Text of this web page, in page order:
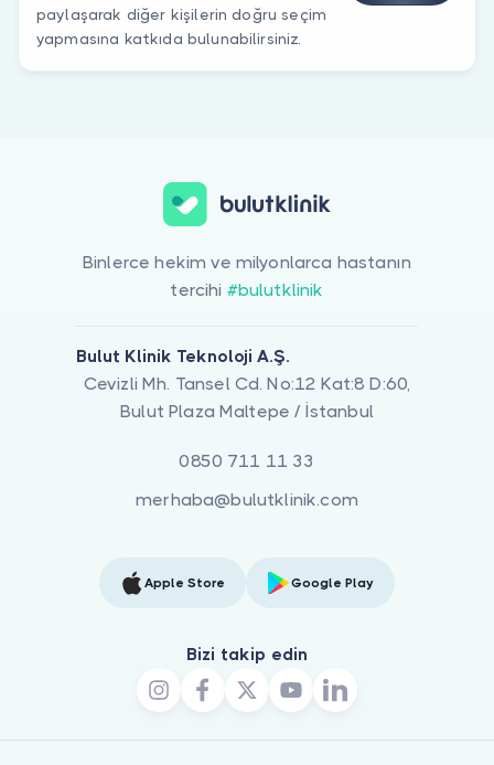
paylaşarak diğer kişilerin doğru seçim
yapmasına katkıda bulunabilirsiniz.
Binlerce hekim ve milyonlarca hastanın
tercihi #bulutklinik
Bulut Klinik Teknoloji A.Ş.
Cevizli Mh. Tansel Cd. No:12 Kat:8 D:60,
Bulut Plaza Maltepe / İstanbul
0850 711 11 33
merhaba@bulutklinik.com
Apple Store Google Play
Bizi takip edin